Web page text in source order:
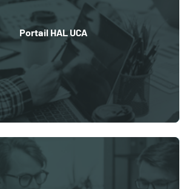
Portail HAL UCA